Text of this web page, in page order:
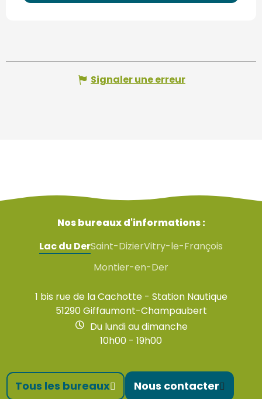
Signaler une erreur
Nos bureaux d'informations :
Lac du DerSaint-DizierVitry-le-François
Montier-en-Der
1 bis rue de la Cachotte - Station Nautique
51290 Giffaumont-Champaubert
Du lundi au dimanche
10h00 - 19h00
Tous les bureaux Nous contacter